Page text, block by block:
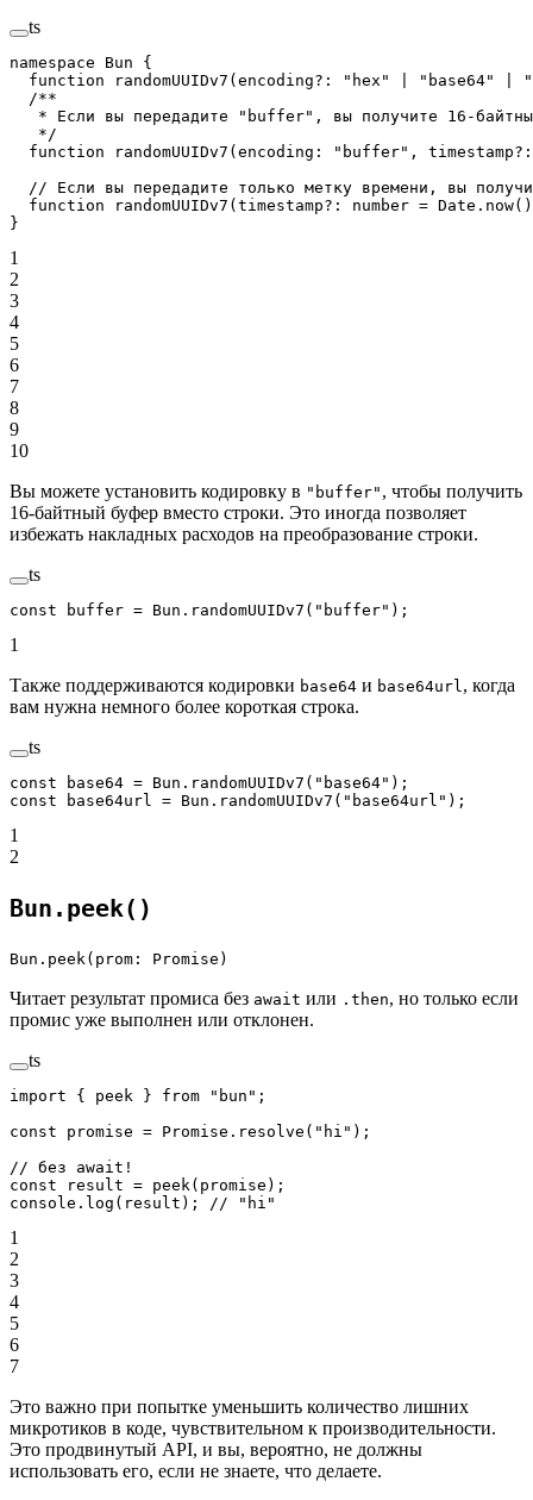
ts
namespace Bun {
  function
randomUUIDv7 ( encoding?: "hex" "base64"
  /**
* Если вы передадите "buffer", вы получите 16-
   */
  function
randomUUIDv7 ( encoding : "buffer" , timestamp?:
// Если вы передадите только метку времени, вы
  function
randomUUIDv7 ( timestamp?: number = Date. now
}
1
2
3
4
5
6
7
8
9
10
Вы можете установить кодировку в "buffer" , чтобы получить
16-байтный буфер вместо строки. Это иногда позволяет
избежать накладных расходов на преобразование строки.
ts
const buffer = Bun. randomUUIDv7 ( "buffer" );
1
Также поддерживаются кодировки base64 и base64url, когда
вам нужна немного более короткая строка.
ts
const base64 = Bun. randomUUIDv7 ( "base64" );
const base64url = Bun. randomUUIDv7 ( "base64url" );
1
2
Bun.peek()
Bun.peek(prom: Promise)
Читает результат промиса без await или .then, но только если
промис уже выполнен или отклонен.
ts
import { peek } from "bun" ;
const promise = Promise . resolve ( "hi" );
// без await!
const result = peek(promise);
console. log (result); // "hi"
1
2
3
4
5
6
7
Это важно при попытке уменьшить количество лишних
микротиков в коде, чувствительном к производительности.
Это продвинутый API, и вы, вероятно, не должны
использовать его, если не знаете, что делаете.